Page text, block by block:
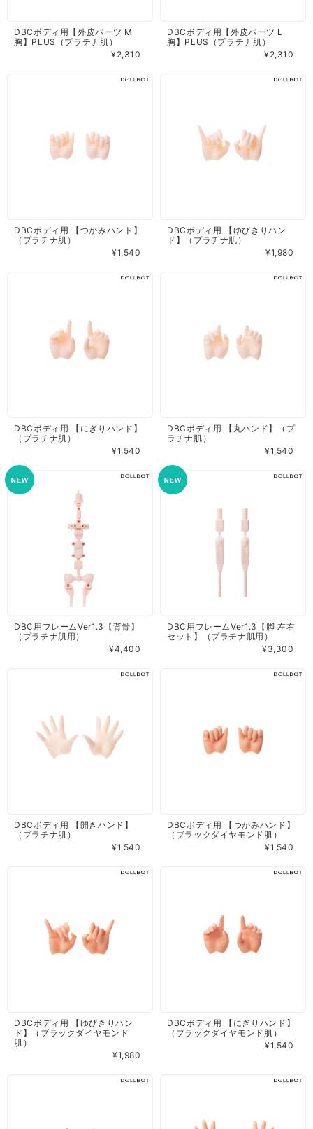
DBCボディ用【外皮パーツ M
胸】PLUS（プラチナ肌）
¥2,310
DBCボディ用【外皮パーツ L
胸】PLUS（プラチナ肌）
¥2,310
DBCボディ用 【つかみハンド】
（プラチナ肌）
¥1,540
DBCボディ用 【ゆびきりハン
ド】（プラチナ肌）
¥1,980
DBCボディ用 【にぎりハンド】
（プラチナ肌）
¥1,540
DBCボディ用 【丸ハンド】（プ
ラチナ肌）
¥1,540
DBC用フレームVer1.3【背骨】
（プラチナ肌用）
¥4,400
DBC用フレームVer1.3【脚 左右
セット】（プラチナ肌用）
¥3,300
DBCボディ用 【開きハンド】
（プラチナ肌）
¥1,540
DBCボディ用 【つかみハンド】
（ブラックダイヤモンド肌）
¥1,540
DBCボディ用 【ゆびきりハン
ド】（ブラックダイヤモンド
肌）
¥1,980
DBCボディ用 【にぎりハンド】
（ブラックダイヤモンド肌）
¥1,540